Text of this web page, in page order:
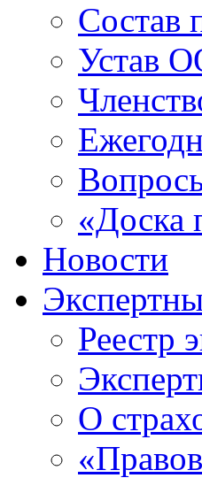
Состав
Устав
Новости
Реестр
О